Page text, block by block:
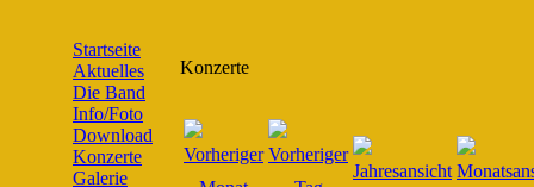
Startseite
Aktuelles
Die Band
Info/Foto
Download
Konzerte
Galerie
Konzerte